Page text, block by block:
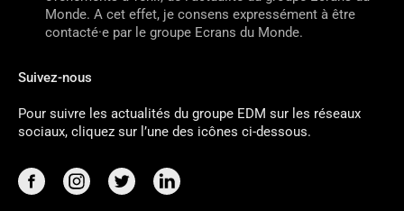
Monde. A cet effet, je consens expressément à être
contacté·e par le groupe Ecrans du Monde.
Suivez-nous
Pour suivre les actualités du groupe EDM sur les réseaux
sociaux, cliquez sur l’une des icônes ci-dessous.